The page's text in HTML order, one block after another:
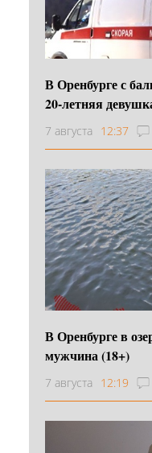
В Оренбурге с
20-летняя
7 августа 12:37
В Оренбурге в
мужчина (18+)
7 августа 12:19